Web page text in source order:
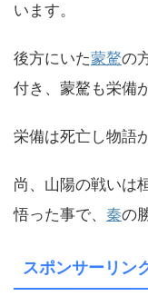
います。
後方にいた蒙驁の
付き、蒙驁も栄備
栄備は死亡し物語
尚、山陽の戦いは
悟った事で、 秦の
スポンサーリン